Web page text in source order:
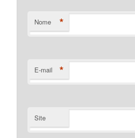
Nome *
E-mail *
Site